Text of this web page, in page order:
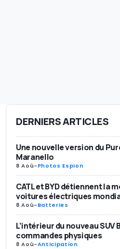
DERNIERS ARTICLES
Une nouvelle version du
Maranello
8 Aoû-Photos Espion
CATL et BYD détiennent la
voitures électriques
8 Aoû-Batteries
L’intérieur du nouveau SUV
commandes physiques
8 Aoû-Anticipation